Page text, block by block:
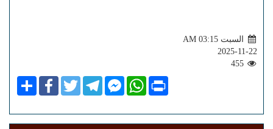
السبت AM 03:15
2025-11-22
ShareFacebookTwitterTelegramFacebook
Messenger
WhatsApp Print